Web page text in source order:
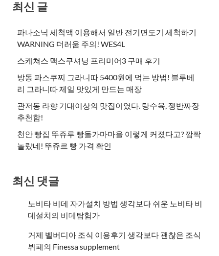
최신 글
파나소닉 세척액 이용해서 일반 전기면도기 세척하기
WARNING 더러움 주의! WES4L
스케쳐스 맥스쿠셔닝 프리미어3 구매 후기
방동 파스쿠찌 그라니따 5400원에 먹는 방법! 블루베
리 그라니따 제일 맛있게 만드는 매장
관저동 라향 기대이상의 맛집이였다. 탕수육, 쟁반짜장
추천함!
천안 빵집 뚜쥬루 빵돌가마마을 이렇게 커졌다고? 깜짝
놀랐네! 뚜쥬르 빵 가격 확인
최신 댓글
노비타 비데 자가설치 방법 생각보다 쉬운 노비타 비
데설치의 비데탐험가
거제 벨버디아 조식 이용후기 생각보다 괜찮은 조식
뷔페의 ​Finessa supplement